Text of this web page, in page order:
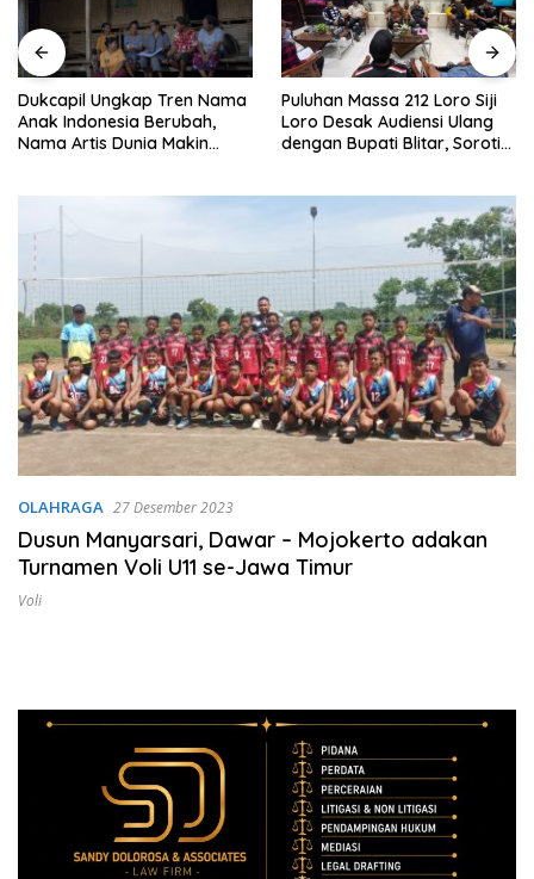
Dukcapil Ungkap Tren Nama
Anak Indonesia Berubah,
Nama Artis Dunia Makin
Puluhan Massa 212 Loro Siji
Loro Desak Audiensi Ulang
dengan Bupati Blitar, Soroti
OLAHRAGA 27 Desember 2023
Dusun Manyarsari, Dawar – Mojokerto adakan
Turnamen Voli U11 se-Jawa Timur
Voli